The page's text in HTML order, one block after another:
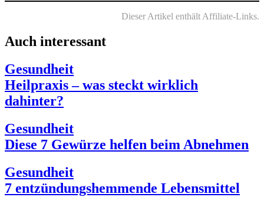
Dieser Artikel enthält Affiliate-Links.
Auch interessant
Gesundheit
Heilpraxis – was steckt wirklich
dahinter?
Gesundheit
Diese 7 Gewürze helfen beim Abnehmen
Gesundheit
7 entzündungshemmende Lebensmittel